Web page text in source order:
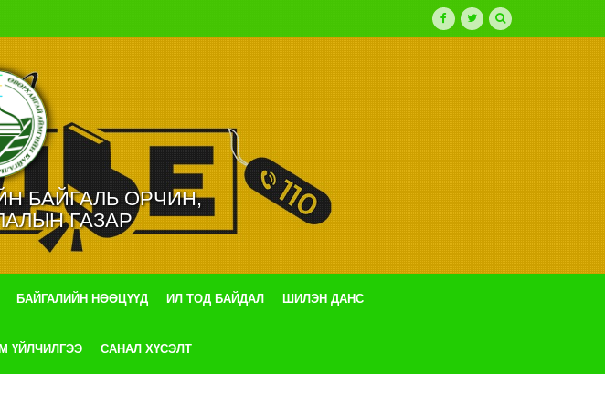
БАЙГАЛЬ ОРЧИН,
ГАЗАР
БАЙГАЛИЙН НӨӨЦҮҮД ИЛ ТОД БАЙДАЛ ШИЛЭН ДАНС
ҮЙЛЧИЛГЭЭ САНАЛ ХҮСЭЛТ